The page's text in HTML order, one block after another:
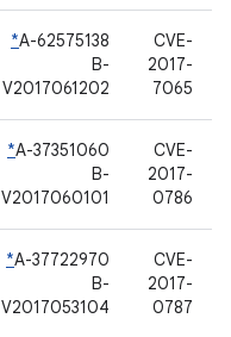
CVE-
2017-
7065
A-62575138
*
B-
V2017061202
CVE-
2017-
0786
A-37351060
*
B-
V2017060101
CVE-
2017-
0787
A-37722970
*
B-
V2017053104